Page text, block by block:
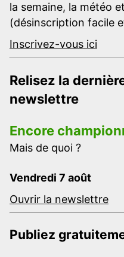
la semaine, la météo
(désinscription facile
Inscrivez-vous ici
Relisez la
newslettre
Encore
Mais de quoi ?
Vendredi 7 août
Ouvrir la newslettre
Publiez